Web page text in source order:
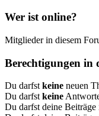
Wer ist online?
Mitglieder in diesem
Berechtigungen in
Du darfst keine neuen
Du darfst keine
Du darfst deine Beiträge